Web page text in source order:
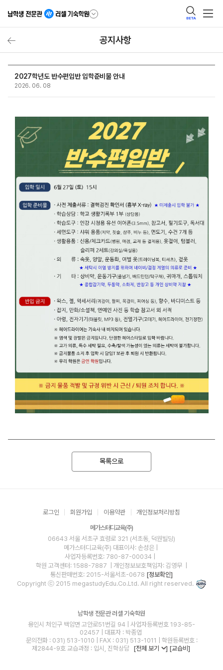
BETA
공지사항
2027학년도 반수편입반 입학준비물 안내
2026. 06. 08
목록으로
로그인 회원가입 이용약관 개인정보처리방침
메가스터디교육(주)
06643 서울 서초구 효령로 321 (서초동, 덕원빌딩)
메가스터디교육(주) 대표이사: 손성은 |
사업자등록번호: 780-87-00034
학원 고객센터: 1588-7887
| 개인정보보호책임자: 김영무
통신판매번호: 2015-서울서초-0678 [정보확인]
Copyright ⓒ 2015 megastudyEdu.Co.Ltd. All right reserved.
남학생 전문관 러셀 기숙학원
용인시 처인구 백암면 고안로51번길 94 | 사업자등록번호 193-85-
02457 | 대표자 : 박종엽
문의전화 : 031) 513-1010 | FAX : 031) 513-1011 | 학원등록번호 :
제2844-9호 교습과정 : 입시, 진학상담
[전체 보기 ] [교습비]